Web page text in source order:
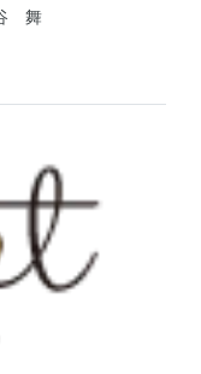
舞